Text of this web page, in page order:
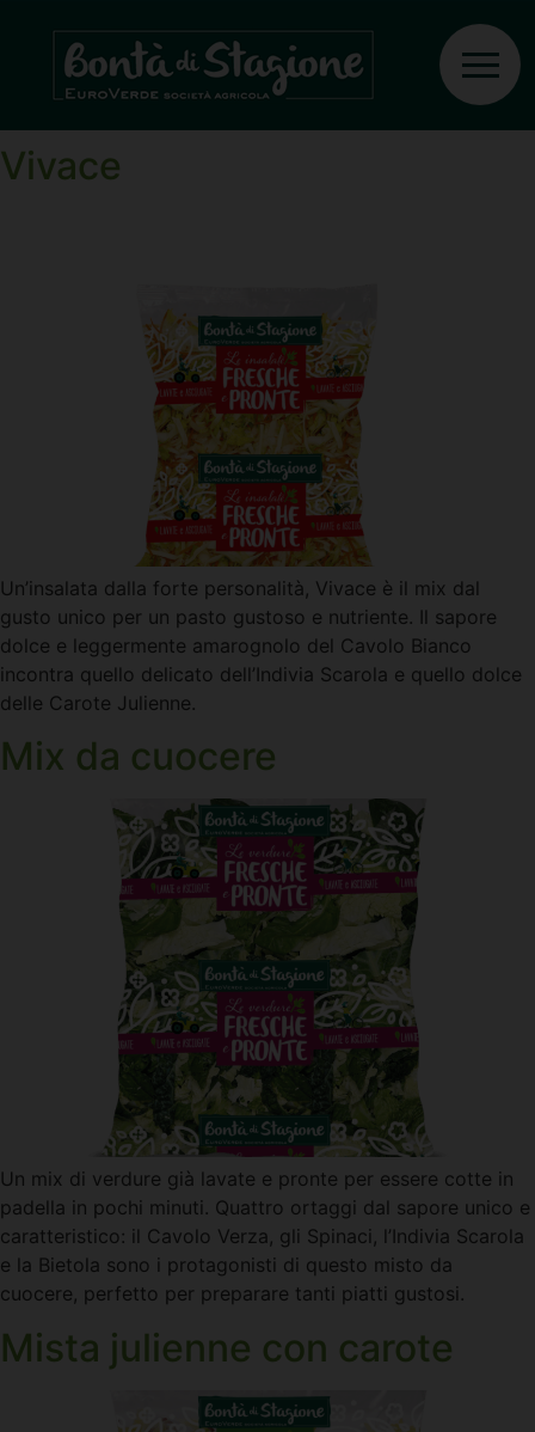
Ingrediente: Indivia
scarola
Vivace
Un’insalata dalla forte personalità, Vivace è il mix dal
gusto unico per un pasto gustoso e nutriente. Il sapore
dolce e leggermente amarognolo del Cavolo Bianco
incontra quello delicato dell’Indivia Scarola e quello dolce
delle Carote Julienne.
Mix da cuocere
Un mix di verdure già lavate e pronte per essere cotte in
padella in pochi minuti. Quattro ortaggi dal sapore unico e
caratteristico: il Cavolo Verza, gli Spinaci, l’Indivia Scarola
e la Bietola sono i protagonisti di questo misto da
cuocere, perfetto per preparare tanti piatti gustosi.
Mista julienne con carote